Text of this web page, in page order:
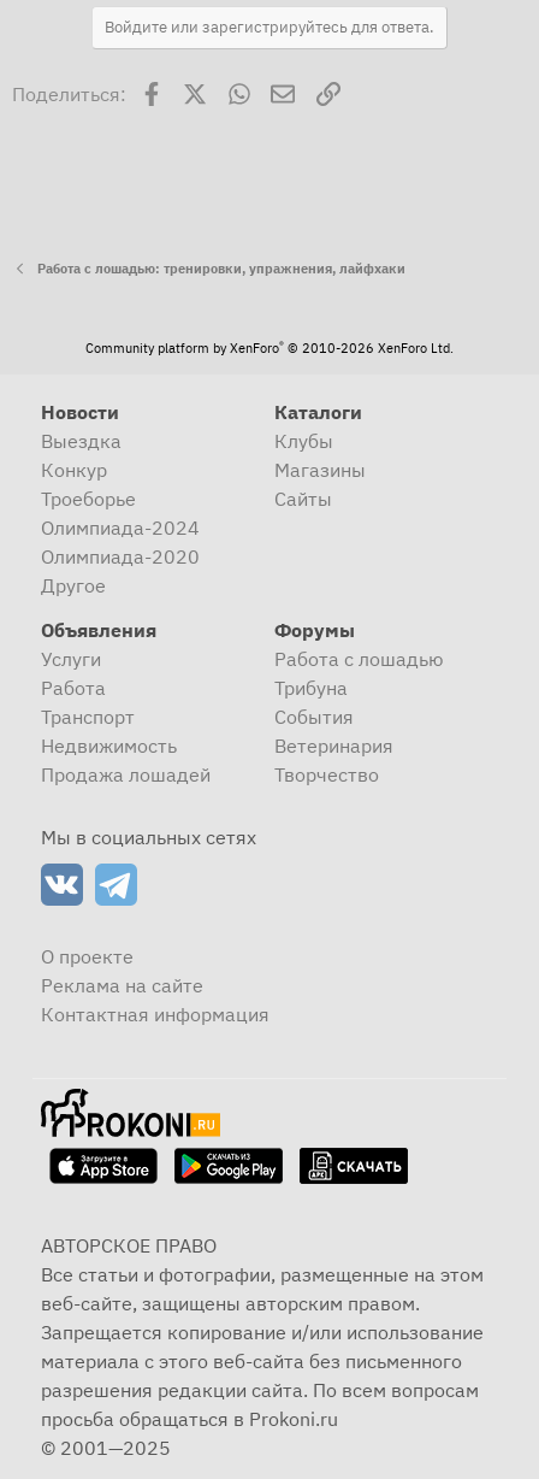
Войдите или зарегистрируйтесь для ответа.
Поделиться: Facebook WhatsAppЭлектронная почта
Ссылка
Работа с лошадью: тренировки, упражнения, лайфхаки
Community platform by XenForo® © 2010-2026 XenForo Ltd.
Новости
Выездка
Конкур
Троеборье
Олимпиада-2024
Олимпиада-2020
Другое
Каталоги
Клубы
Магазины
Сайты
Объявления
Услуги
Работа
Транспорт
Недвижимость
Продажа лошадей
Форумы
Работа с лошадью
Трибуна
События
Ветеринария
Творчество
Мы в социальных сетях
О проекте
Реклама на сайте
Контактная информация
АВТОРСКОЕ ПРАВО
Все статьи и фотографии, размещенные на этом
веб-сайте, защищены авторским правом.
Запрещается копирование и/или использование
материала с этого веб-сайта без письменного
разрешения редакции сайта. По всем вопросам
просьба обращаться в Prokoni.ru
© 2001—2025